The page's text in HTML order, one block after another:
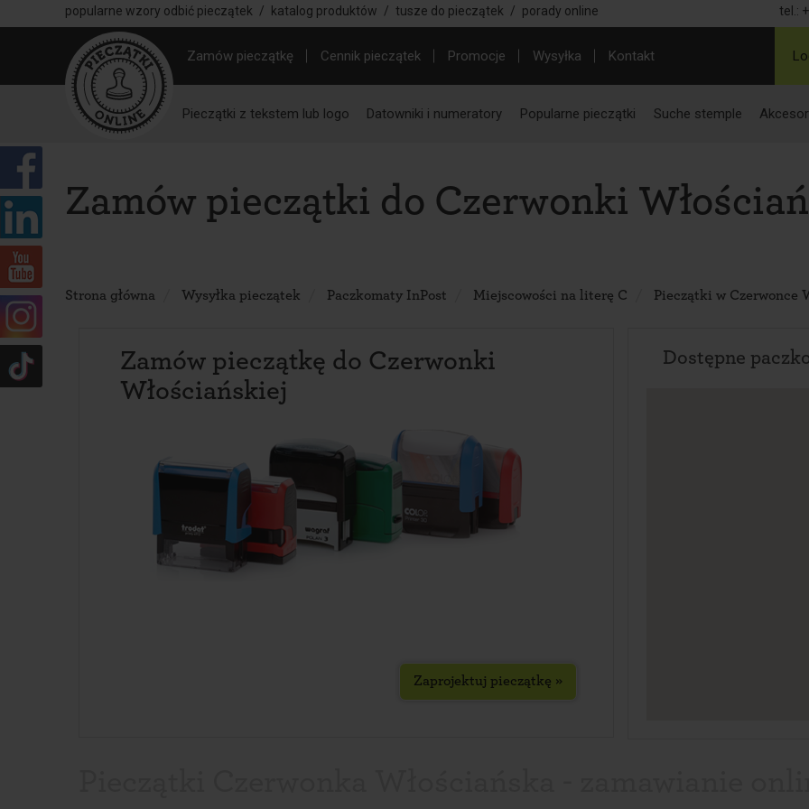
popularne wzory odbić pieczątek / katalog produktów / tusze do pieczątek / porady online tel.:
Zamów pieczątkę Cennik pieczątek Promocje Wysyłka Kontakt
Pieczątki z tekstem lub logo Datowniki i numeratory Popularne pieczątki Suche stemple
Zamów pieczątki do Czerwonki
Strona główna Wysyłka pieczątek Paczkomaty InPost Miejscowości na literę C Pieczątki w Czerwonce
Zamów pieczątkę do Czerwonki
Włościańskiej
Zaprojektuj pieczątkę »
Dostępne